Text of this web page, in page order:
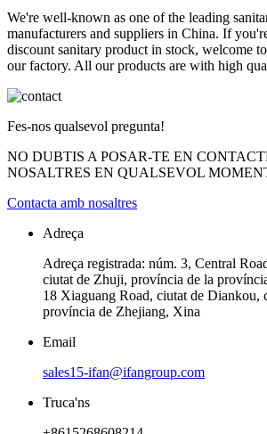
We're well-known as one of the leading
manufacturers and suppliers in China. If
discount sanitary product in stock, welcome
our factory. All our products are with high
Fes-nos qualsevol pregunta!
NO DUBTIS A POSAR-TE EN
NOSALTRES EN QUALSEVOL
Contacta amb nosaltres
Adreça
Adreça registrada: núm. 3, Central
ciutat de Zhuji, província de la
18 Xiaguang Road, ciutat de Diankou,
província de Zhejiang, Xina
Email
sales15-ifan@ifangroup.com
Truca'ns